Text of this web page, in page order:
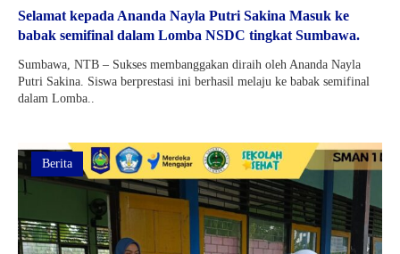
Selamat kepada Ananda Nayla Putri Sakina Masuk ke
babak semifinal dalam Lomba NSDC tingkat Sumbawa.
Sumbawa, NTB – Sukses membanggakan diraih oleh Ananda Nayla
Putri Sakina. Siswa berprestasi ini berhasil melaju ke babak semifinal
dalam Lomba..
Berita